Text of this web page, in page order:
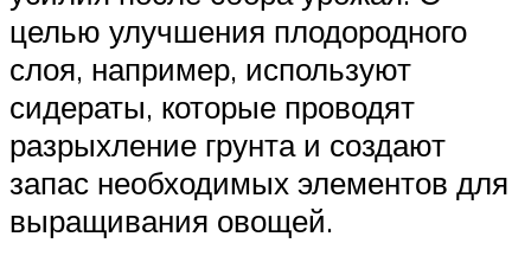
целью улучшения плодородного
слоя, например, используют
сидераты, которые проводят
разрыхление грунта и создают
запас необходимых элементов для
выращивания овощей.